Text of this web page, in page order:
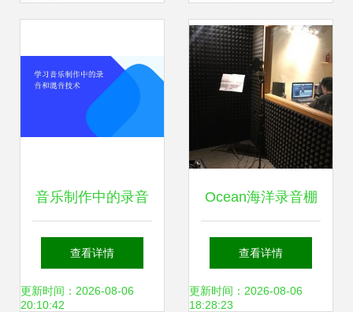
音乐制作中的录音
与混音 从基础到实
战
查看详情
更新时间：2026-08-06
20:10:42
Ocean海洋录音棚
专业录音制作的艺
术殿堂
查看详情
更新时间：2026-08-06
18:28:23